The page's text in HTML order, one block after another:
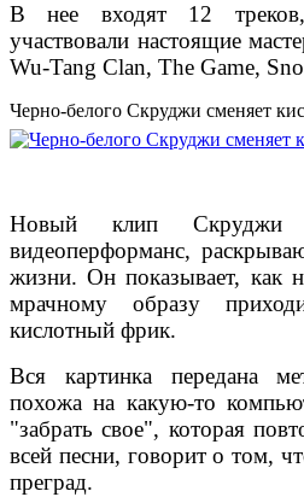
В нее входят 12
участвовали настоящие
Wu-Tang Clan, The Game,
Черно-белого Скруджи сменяет
Новый клип
видеоперформанс,
жизни. Он показывает, как
мрачному образу
кислотный фрик.
Вся картинка передана
похожа на какую-то
"забрать свое", которая
всей песни, говорит о том,
преград.